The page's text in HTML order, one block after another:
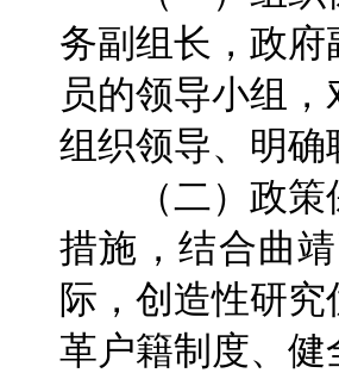
务副组长，政
员的领导小组
组织领导、明
（二）政策保
措施，结合曲
际，创造性研
革户籍制度、